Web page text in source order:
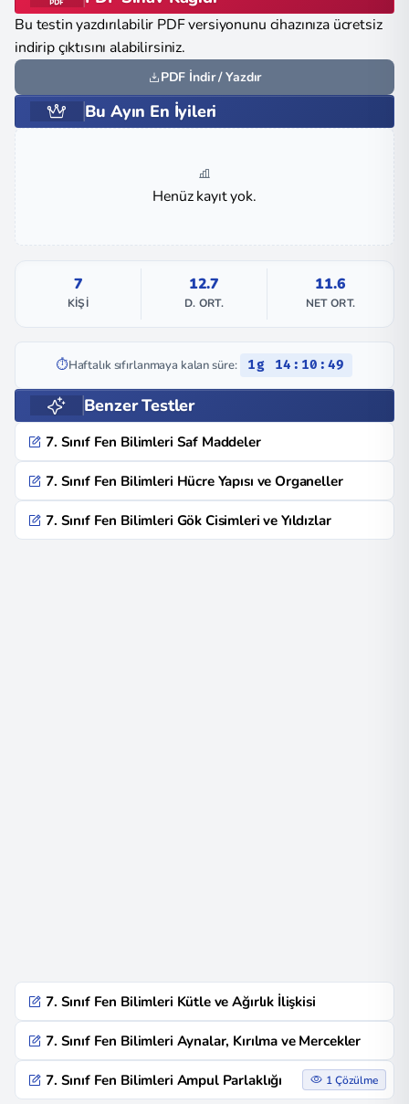
Bu testin yazdırılabilir PDF versiyonunu cihazınıza ücretsiz
indirip çıktısını alabilirsiniz.
PDF İndir / Yazdır
Bu Ayın En İyileri
Henüz kayıt yok.
7
KIŞI
12.7
D. ORT.
11.6
NET ORT.
⏱️Haftalık sıfırlanmaya kalan süre: 1g 14:10:49
Benzer Testler
7. Sınıf Fen Bilimleri Saf Maddeler
7. Sınıf Fen Bilimleri Hücre Yapısı ve Organeller
7. Sınıf Fen Bilimleri Gök Cisimleri ve Yıldızlar
7. Sınıf Fen Bilimleri Kütle ve Ağırlık İlişkisi
7. Sınıf Fen Bilimleri Aynalar, Kırılma ve Mercekler
7. Sınıf Fen Bilimleri Ampul Parlaklığı 1 Çözülme